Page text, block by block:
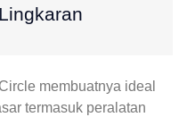
membuatnya ideal
termasuk peralatan